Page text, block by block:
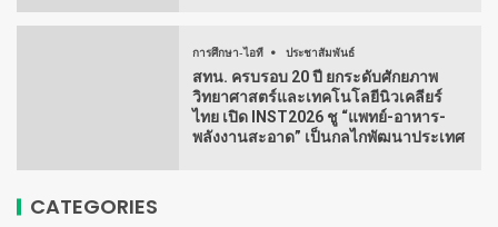
การศึกษา-ไอที ประชาสัมพันธ์
สทน. ครบรอบ 20 ปี ยกระดับศักยภาพ
วิทยาศาสตร์และเทคโนโลยีนิวเคลียร์
ไทย เปิด INST2026 ชู “แพทย์-อาหาร-
พลังงานสะอาด” เป็นกลไกพัฒนาประเทศ
CATEGORIES